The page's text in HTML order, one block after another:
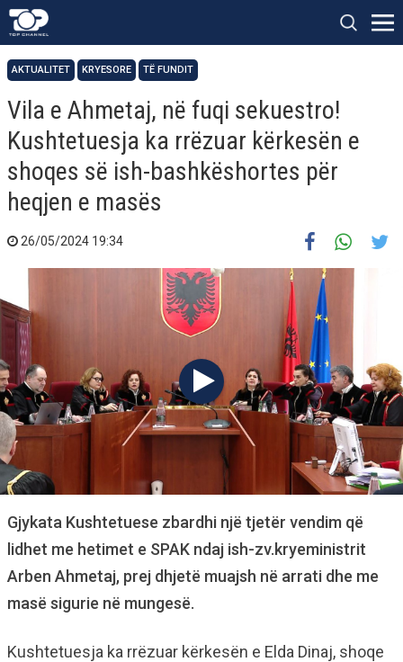
AKTUALITET KRYESORE TË FUNDIT
Vila e Ahmetaj, në fuqi sekuestro!
Kushtetuesja ka rrëzuar kërkesën e
shoqes së ish-bashkëshortes për
heqjen e masës
26/05/2024 19:34
Gjykata Kushtetuese zbardhi një tjetër vendim që
lidhet me hetimet e SPAK ndaj ish-zv.kryeministrit
Arben Ahmetaj, prej dhjetë muajsh në arrati dhe me
masë sigurie në mungesë.
Kushtetuesja ka rrëzuar kërkesën e Elda Dinaj, shoqe